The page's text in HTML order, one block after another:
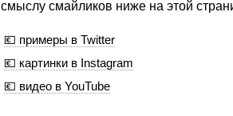
смыслу смайликов ниже на этой
💶 примеры в Twitter
💶 картинки в Instagram
💶 видео в YouTube